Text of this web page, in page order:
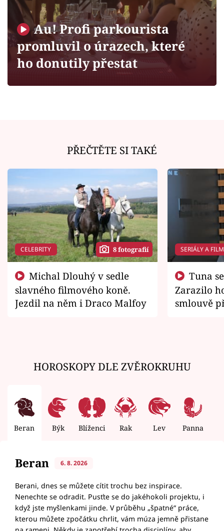
Sledujte prima+
Filmový festival Karlovy Vary
Sledujte nás
Au! Profi parkourista
promluvil o úrazech, které
ho donutily přestat
PŘEČTĚTE SI TAKÉ
CELEBRITY 8 fotografií
slavného filmového koně.
Jezdil na něm i Draco Malfoy
SERIÁLY A
Zarazilo
smlouvě
HOROSKOPY DLE ZVĚROKRUHU
Beran Býk Blíženci Rak Lev Panna
Beran 6. 8. 2026
Berani, dnes se můžete cítit trochu bez inspirace.
Nenechte se odradit. Pusťte se do jakéhokoli projektu, i
když jste myšlenkami jinde. V průběhu „špatné“ práce,
kterou můžete zpočátku chrlit, vám múza jemně přistane